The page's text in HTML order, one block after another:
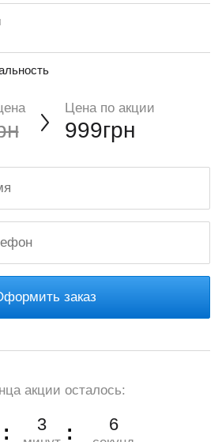
Цена по акции
999грн
заказ
акции осталось:
3 5